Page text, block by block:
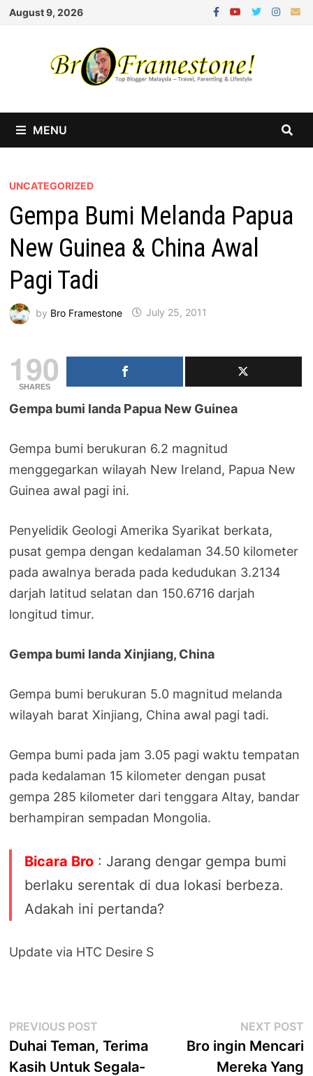
Skip
August 9, 2026
MENU
UNCATEGORIZED
Gempa Bumi Melanda Papua
New Guinea & China Awal
Pagi Tadi
by Bro Framestone July 25, 2011
190
SHARES
Gempa bumi landa Papua New Guinea
Gempa bumi berukuran 6.2 magnitud
menggegarkan wilayah New Ireland, Papua New
Guinea awal pagi ini.
Penyelidik Geologi Amerika Syarikat berkata,
pusat gempa dengan kedalaman 34.50 kilometer
pada awalnya berada pada kedudukan 3.2134
darjah latitud selatan dan 150.6716 darjah
longitud timur.
Gempa bumi landa Xinjiang, China
Gempa bumi berukuran 5.0 magnitud melanda
wilayah barat Xinjiang, China awal pagi tadi.
Gempa bumi pada jam 3.05 pagi waktu tempatan
pada kedalaman 15 kilometer dengan pusat
gempa 285 kilometer dari tenggara Altay, bandar
berhampiran sempadan Mongolia.
Bicara Bro : Jarang dengar gempa bumi
berlaku serentak di dua lokasi berbeza.
Adakah ini pertanda?
Update via HTC Desire S
Post
navigation
PREVIOUS POST
post:
Duhai Teman, Terima
Kasih Untuk Segala-
NEXT POST
Bro ingin Mencari
Mereka Yang